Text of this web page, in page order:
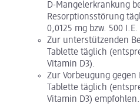
D-Mangelerkrankung
Resorptionsstörung
0,0125 mg bzw. 500
Zur unterstützenden
Tablette täglich
Vitamin D3).
Zur Vorbeugung gegen
Tablette täglich
Vitamin D3) empfohlen.